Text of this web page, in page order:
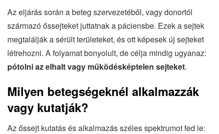
Az eljárás során a beteg szervezetéből, vagy donortól
származó őssejteket juttatnak a páciensbe. Ezek a sejtek
megtalálják a sérült területeket, és ott képesek új sejteket
létrehozni. A folyamat bonyolult, de célja mindig ugyanaz:
pótolni az elhalt vagy működésképtelen sejteket.
Milyen betegségeknél alkalmazzák
vagy kutatják?
Az őssejt kutatás és alkalmazás széles spektrumot fed le: